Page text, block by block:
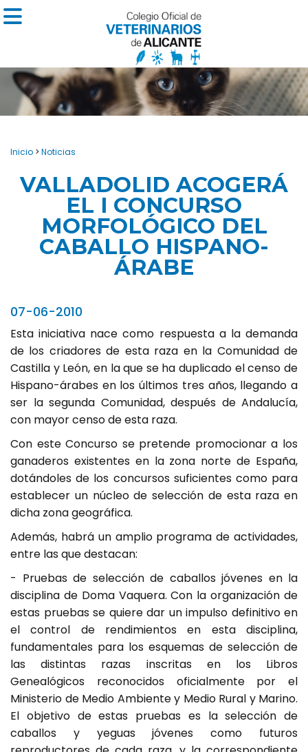
Inicio > Noticias
VALLADOLID ACOGERÁ
EL I CONCURSO
MORFOLÓGICO DEL
CABALLO HISPANO-
ÁRABE
07-06-2010
Esta iniciativa nace como respuesta a la demanda
de los criadores de esta raza en la Comunidad de
Castilla y León, en la que se ha duplicado el censo de
Hispano-árabes en los últimos tres años, llegando a
ser la segunda Comunidad, después de Andalucía,
con mayor censo de esta raza.
Con este Concurso se pretende promocionar a los
ganaderos existentes en la zona norte de España,
dotándoles de los concursos suficientes como para
establecer un núcleo de selección de esta raza en
dicha zona geográfica.
Además, habrá un amplio programa de actividades,
entre las que destacan:
- Pruebas de selección de caballos jóvenes en la
disciplina de Doma Vaquera. Con la organización de
estas pruebas se quiere dar un impulso definitivo en
el control de rendimientos en esta disciplina,
fundamentales para los esquemas de selección de
las distintas razas inscritas en los Libros
Genealógicos reconocidos oficialmente por el
Ministerio de Medio Ambiente y Medio Rural y Marino.
El objetivo de estas pruebas es la selección de
caballos y yeguas jóvenes como futuros